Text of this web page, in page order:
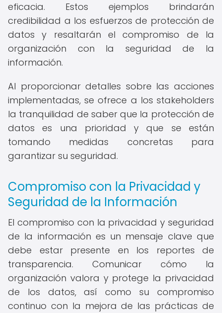
eficacia. Estos ejemplos brindarán
credibilidad a los esfuerzos de protección de
datos y resaltarán el compromiso de la
organización con la seguridad de la
información.
Al proporcionar detalles sobre las acciones
implementadas, se ofrece a los stakeholders
la tranquilidad de saber que la protección de
datos es una prioridad y que se están
tomando medidas concretas para
garantizar su seguridad.
Compromiso con la Privacidad y
Seguridad de la Información
El compromiso con la privacidad y seguridad
de la información es un mensaje clave que
debe estar presente en los reportes de
transparencia. Comunicar cómo la
organización valora y protege la privacidad
de los datos, así como su compromiso
continuo con la mejora de las prácticas de